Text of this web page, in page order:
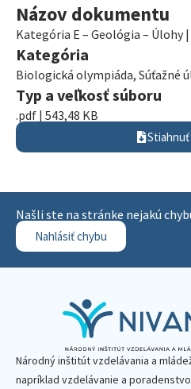
Názov dokumentu
Kategória E – Geológia – Úlohy
Kategória
Biologická olympiáda, Súťažné
Typ a veľkosť súboru
.pdf | 543,48 KB
Našli ste na stránke nejakú
Nahlásiť chybu
Národný inštitút vzdelávania a
napríklad vzdelávanie a